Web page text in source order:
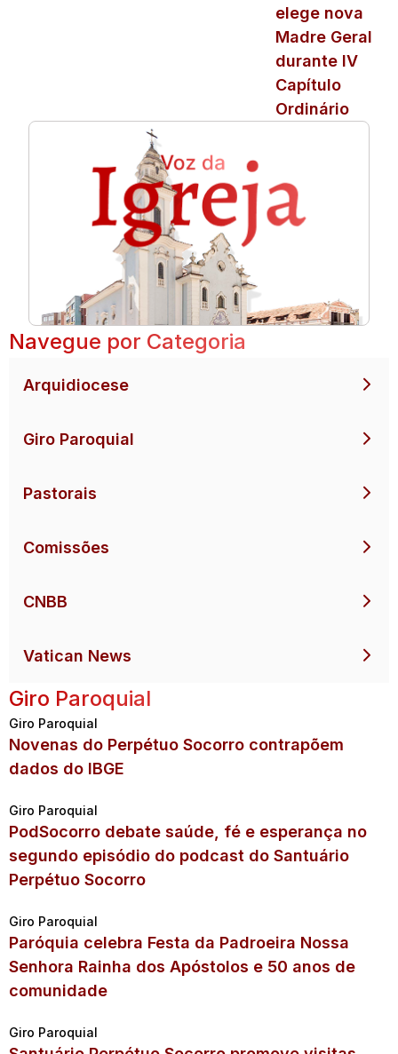
elege nova
Madre Geral
durante IV
Capítulo
Ordinário
Navegue por Categoria
Arquidiocese
Giro Paroquial
Pastorais
Comissões
CNBB
Vatican News
Giro Paroquial
Giro Paroquial
Novenas do Perpétuo Socorro contrapõem
dados do IBGE
Giro Paroquial
PodSocorro debate saúde, fé e esperança no
segundo episódio do podcast do Santuário
Perpétuo Socorro
Giro Paroquial
Paróquia celebra Festa da Padroeira Nossa
Senhora Rainha dos Apóstolos e 50 anos de
comunidade
Giro Paroquial